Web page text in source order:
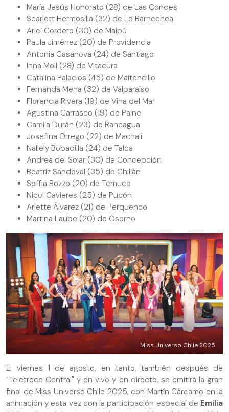
María Jesús Honorato (28) de Las Condes
Scarlett Hermosilla (32) de Lo Barnechea
Ariel Cordero (30) de Maipú
Paula Jiménez (20) de Providencia
Antonia Casanova (24) de Santiago
Inna Moll (28) de Vitacura
Catalina Palacios (45) de Maitencillo
Fernanda Mena (32) de Valparaíso
Florencia Rivera (19) de Viña del Mar
Agustina Carrasco (19) de Paine
Camila Durán (23) de Rancagua
Josefina Orrego (22) de Machalí
Nallely Bobadilla (24) de Talca
Andrea del Solar (30) de Concepción
Beatriz Sandoval (35) de Chillán
Soffia Bozzo (20) de Temuco
Nicol Cavieres (25) de Pucón
Arlette Álvarez (21) de Perquenco
Martina Laube (20) de Osorno
Miss Universo Chile 2025
El viernes 1 de agosto, en tanto, también después de
"Teletrece Central" y en vivo y en directo, se emitirá la gran
final de Miss Universo Chile 2025, con Martín Cárcamo en la
animación y esta vez con la participación especial de Emilia